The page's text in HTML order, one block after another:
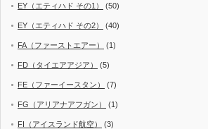
EY（エティハド その1） (50)
EY（エティハド その2） (40)
FA（ファーストエアー） (1)
FD（タイエアアジア） (5)
FE（ファーイースタン） (7)
FG（アリアナアフガン） (1)
FI（アイスランド航空） (3)